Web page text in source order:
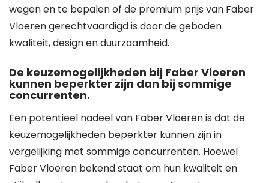
wegen en te bepalen of de premium prijs van Faber
Vloeren gerechtvaardigd is door de geboden
kwaliteit, design en duurzaamheid.
De keuzemogelijkheden bij Faber Vloeren
kunnen beperkter zijn dan bij sommige
concurrenten.
Een potentieel nadeel van Faber Vloeren is dat de
keuzemogelijkheden beperkter kunnen zijn in
vergelijking met sommige concurrenten. Hoewel
Faber Vloeren bekend staat om hun kwaliteit en